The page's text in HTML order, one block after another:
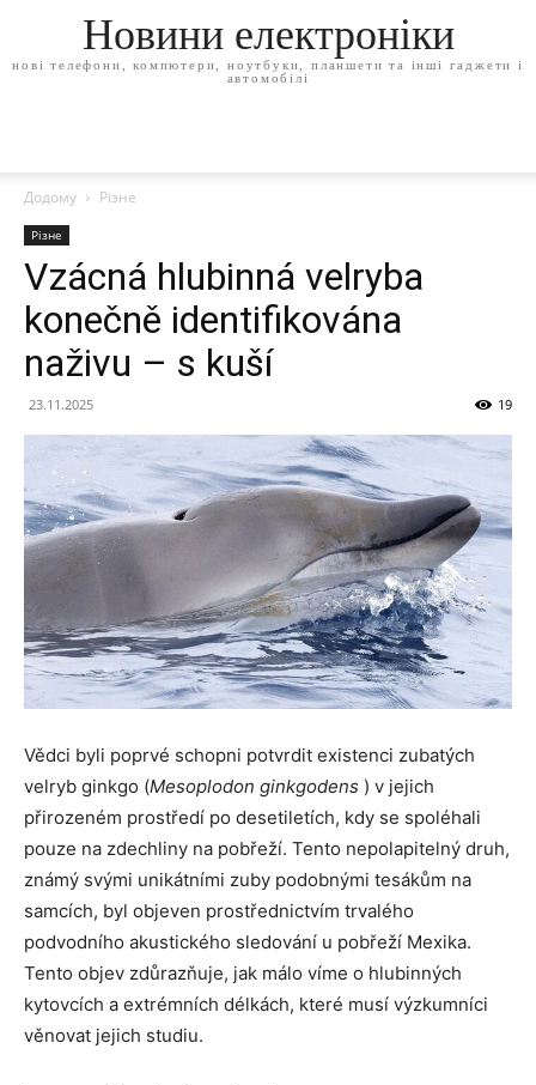
Новини електроніки
нові телефони, компютери, ноутбуки, планшети та інші гаджети і
автомобілі
Додому Різне
Різне
Vzácná hlubinná velryba
konečně identifikována
naživu – s kuší
23.11.2025 19
Vědci byli poprvé schopni potvrdit existenci zubatých
velryb ginkgo (Mesoplodon ginkgodens ) v jejich
přirozeném prostředí po desetiletích, kdy se spoléhali
pouze na zdechliny na pobřeží. Tento nepolapitelný druh,
známý svými unikátními zuby podobnými tesákům na
samcích, byl objeven prostřednictvím trvalého
podvodního akustického sledování u pobřeží Mexika.
Tento objev zdůrazňuje, jak málo víme o hlubinných
kytovcích a extrémních délkách, které musí výzkumníci
věnovat jejich studiu.